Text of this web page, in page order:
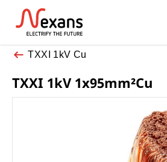
TXXI 1kV Cu
TXXI 1kV 1x95mm²Cu